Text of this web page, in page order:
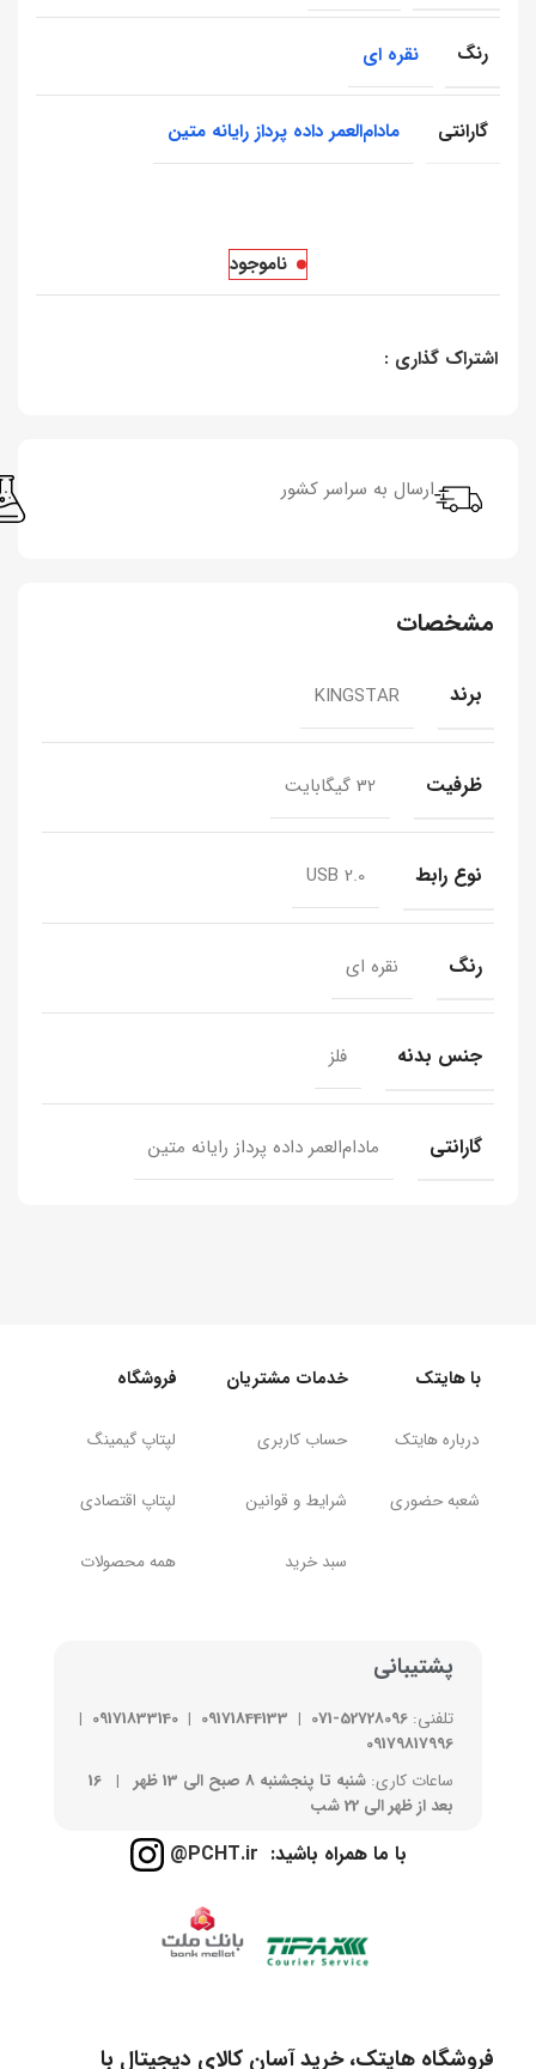
رنگ نقره ای
گارانتی مادام‌العمر داده پرداز رایانه متین
ناموجود
اشتراک گذاری :
ارسال به سراسر کشور
مشخصات
برند KINGSTAR
ظرفیت 32 گیگابایت
نوع رابط USB 2.0
رنگ نقره ای
جنس بدنه فلز
گارانتی مادام‌العمر داده پرداز رایانه متین
با هایتک خدمات مشتریان فروشگاه
درباره هایتک حساب کاربری لپتاپ گیمینگ
شعبه حضوری شرایط و قوانین لپتاپ اقتصادی
سبد خرید همه محصولات
با ما همراه باشید: PCHT.ir@
پشتیبانی
تلفنی: 52728096-071
|
09171844133
|
09171833140
|
09179817996
ساعات کاری:
شنبه تا پنجشنبه 8 صبح الی 13 ظهر | 16
بعد از ظهر الی 22 شب
فروشگاه هایتک، خرید آسان کالای دیجیتال با